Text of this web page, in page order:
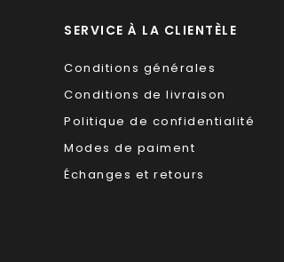
SERVICE À LA CLIENTÈLE
Conditions générales
Conditions de livraison
Politique de confidentialité
Modes de paiment
Échanges et retours